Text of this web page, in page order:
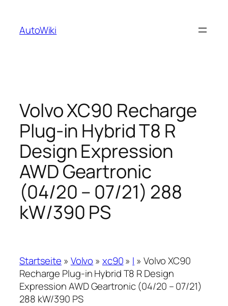
springen
AutoWiki
Volvo XC90 Recharge
Plug-in Hybrid T8 R
Design Expression
AWD Geartronic
(04/20 – 07/21) 288
kW/390 PS
Startseite » Volvo » xc90» l » Volvo XC90
Recharge Plug-in Hybrid T8 R Design
Expression AWD Geartronic (04/20 – 07/21)
288 kW/390 PS